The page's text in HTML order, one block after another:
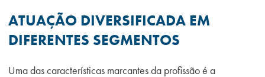
ATUAÇÃO DIVERSIFICADA EM
DIFERENTES SEGMENTOS
Uma das características marcantes da profissão é a